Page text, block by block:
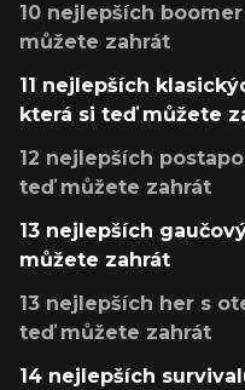
10 nejlepších
můžete zahrát
11 nejlepších
která si teď můžete
12 nejlepších
teď můžete zahrát
13 nejlepších
můžete zahrát
13 nejlepších her s
teď můžete zahrát
14 nejlepších